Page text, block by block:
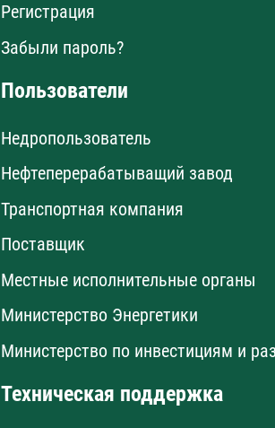
Регистрация
Забыли пароль?
Пользователи
Недропользователь
Нефтеперерабатыващий завод
Транспортная компания
Поставщик
Местные исполнительные органы
Министерство Энергетики
Министерство по инвестициям и
Техническая поддержка